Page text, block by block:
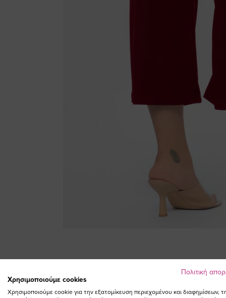
of
the
Πολιτική
Χρησιμοποιούμε cookies
Χρησιμοποιούμε cookie για την εξατομίκευση περιεχομένου και διαφημίσεων,